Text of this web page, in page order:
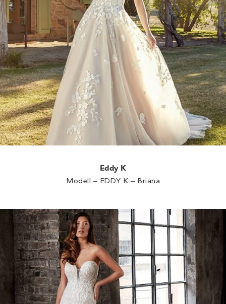
Eddy K
Modell – EDDY K – Briana